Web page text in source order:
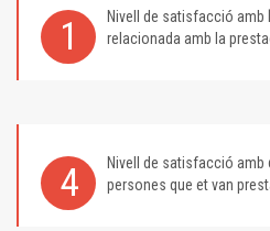
1 Nivell de satisfacció amb
relacionada amb la
4 Nivell de satisfacció amb
persones que et van